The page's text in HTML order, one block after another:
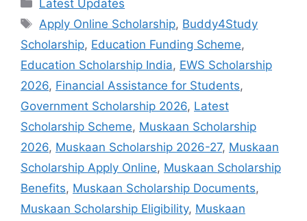
Latest Updates
Tags
Apply Online Scholarship, Buddy4Study
Scholarship, Education Funding Scheme,
Education Scholarship India, EWS Scholarship
2026, Financial Assistance for Students,
Government Scholarship 2026, Latest
Scholarship Scheme, Muskaan Scholarship
2026, Muskaan Scholarship 2026-27, Muskaan
Scholarship Apply Online, Muskaan Scholarship
Benefits, Muskaan Scholarship Documents,
Muskaan Scholarship Eligibility, Muskaan